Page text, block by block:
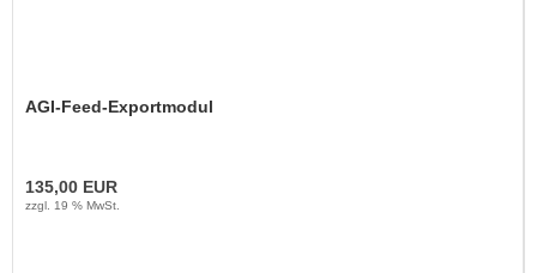
AGI-Feed-Exportmodul
135,00 EUR
zzgl. 19 % MwSt.